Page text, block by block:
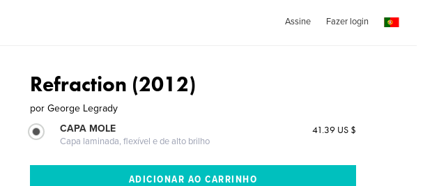
Assine Fazer login
Refraction (2012)
por George Legrady
CAPA MOLE
Capa laminada, flexível e de alto brilho
41.39 US $